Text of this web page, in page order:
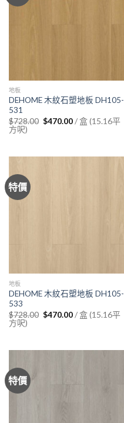
地板
DEHOME 木紋石塑地板 DH105-
531
$728.00 Original
price
$470.00Current
price
/ 盒 (15.16平
方呎)
特價
地板
DEHOME 木紋石塑地板 DH105-
533
$728.00 Original
price
$470.00Current
price
/ 盒 (15.16平
方呎)
特價